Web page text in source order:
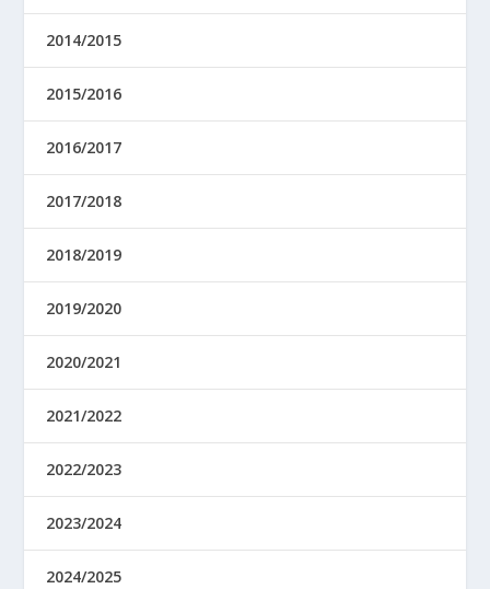
2014/2015
2015/2016
2016/2017
2017/2018
2018/2019
2019/2020
2020/2021
2021/2022
2022/2023
2023/2024
2024/2025